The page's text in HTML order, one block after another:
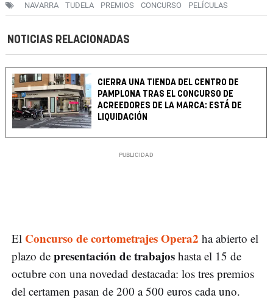
NAVARRA TUDELA PREMIOS CONCURSO PELÍCULAS
NOTICIAS RELACIONADAS
CIERRA UNA TIENDA DEL CENTRO DE
PAMPLONA TRAS EL CONCURSO DE
ACREEDORES DE LA MARCA: ESTÁ DE
LIQUIDACIÓN
El Concurso de cortometrajes Opera2 ha abierto el
plazo de presentación de trabajos hasta el 15 de
octubre con una novedad destacada: los tres premios
del certamen pasan de 200 a 500 euros cada uno.